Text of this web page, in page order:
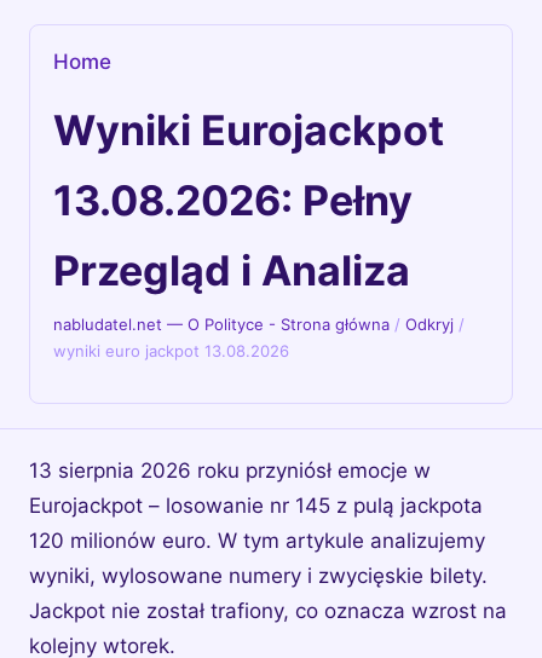
Home
Wyniki Eurojackpot
13.08.2026: Pełny
Przegląd i Analiza
nabludatel.net — O Polityce - Strona główna /Odkryj /
wyniki euro jackpot 13.08.2026
13 sierpnia 2026 roku przyniósł emocje w
Eurojackpot – losowanie nr 145 z pulą jackpota
120 milionów euro. W tym artykule analizujemy
wyniki, wylosowane numery i zwycięskie bilety.
Jackpot nie został trafiony, co oznacza wzrost na
kolejny wtorek.